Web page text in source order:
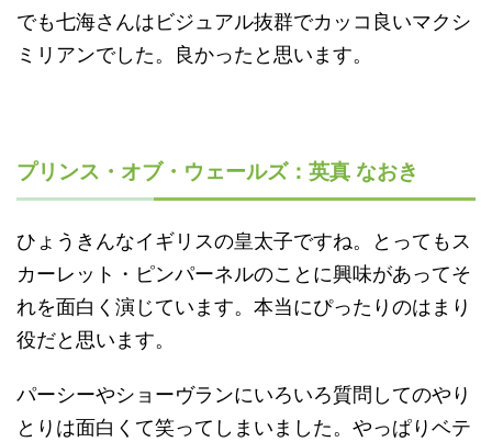
でも七海さんはビジュアル抜群でカッコ良いマクシ
ミリアンでした。良かったと思います。
プリンス・オブ・ウェールズ：英真 なおき
ひょうきんなイギリスの皇太子ですね。とってもス
カーレット・ピンパーネルのことに興味があってそ
れを面白く演じています。本当にぴったりのはまり
役だと思います。
パーシーやショーヴランにいろいろ質問してのやり
とりは面白くて笑ってしまいました。やっぱりベテ